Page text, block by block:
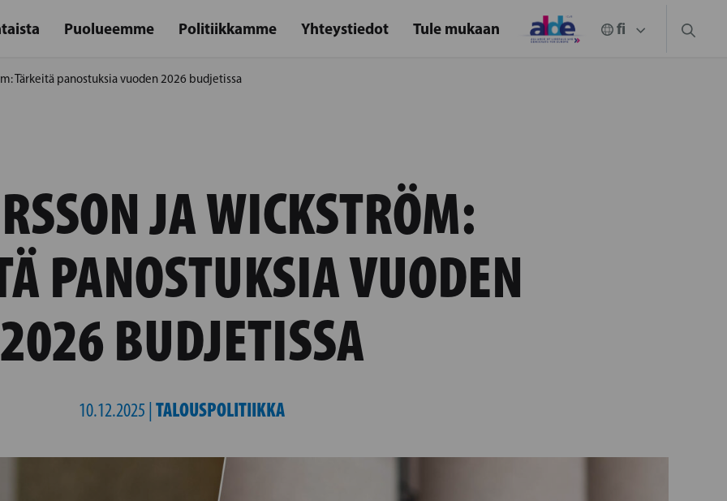
Puolueemme Politiikkamme Yhteystiedot Tule mukaan
Tärkeitä panostuksia vuoden 2026 budjetissa
JA WICKSTRÖM:
PANOSTUKSIA VUODEN
2026 BUDJETISSA
10.12.2025 | TALOUSPOLITIIKKA